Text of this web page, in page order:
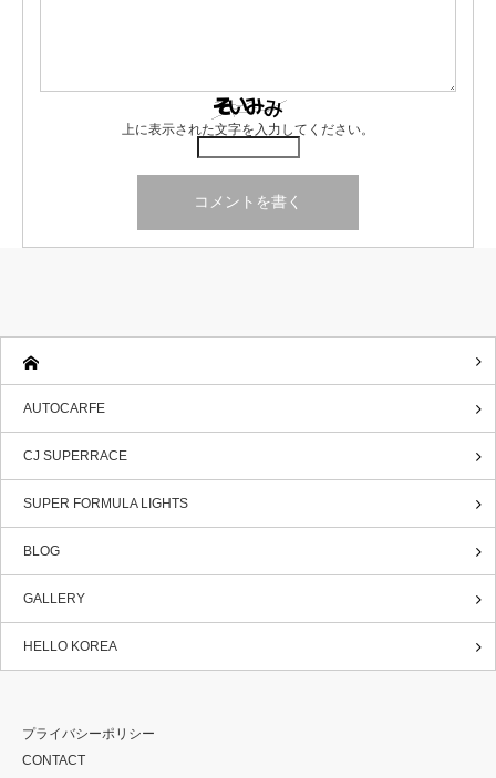
上に表示された文字を入力してください。
AUTOCARFE
CJ SUPERRACE
SUPER FORMULA LIGHTS
BLOG
GALLERY
HELLO KOREA
プライバシーポリシー
CONTACT